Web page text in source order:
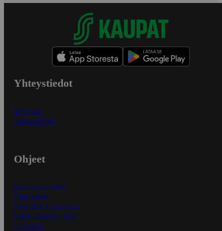
Yhteystiedot
Myymälät
Asiakaspalvelu
Ohjeet
Ensitilaajan ohjeet
Näin maksat
Näin tilaat ja muokkaat
Kaikki ohjeet ja vinkit
In English